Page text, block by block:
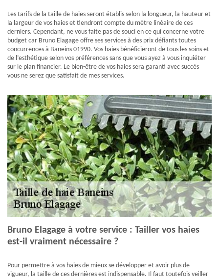
Les tarifs de la taille de haies seront établis selon la longueur, la hauteur et
la largeur de vos haies et tiendront compte du mètre linéaire de ces
derniers. Cependant, ne vous faite pas de souci en ce qui concerne votre
budget car Bruno Elagage offre ses services à des prix défiants toutes
concurrences à Baneins 01990. Vos haies bénéficieront de tous les soins et
de l’esthétique selon vos préférences sans que vous ayez à vous inquiéter
sur le plan financier. Le bien-être de vos haies sera garanti avec succès
vous ne serez que satisfait de mes services.
Bruno Elagage à votre service : Tailler vos haies
est-il vraiment nécessaire ?
Pour permettre à vos haies de mieux se développer et avoir plus de
vigueur, la taille de ces dernières est indispensable. Il faut toutefois veiller